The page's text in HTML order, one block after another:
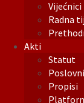
Radna
Akti
Statut
Propisi